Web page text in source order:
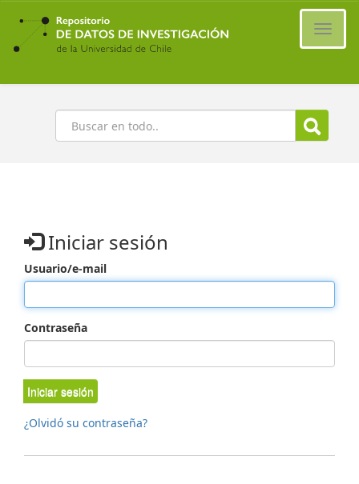
Ir
contenido
principal
Buscar
Iniciar sesión
Usuario/e-mail
Contraseña
Iniciar sesión
¿Olvidó su contraseña?